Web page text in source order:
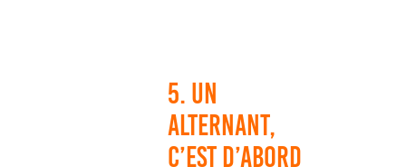
5. Un
alternant,
c’est d’abord